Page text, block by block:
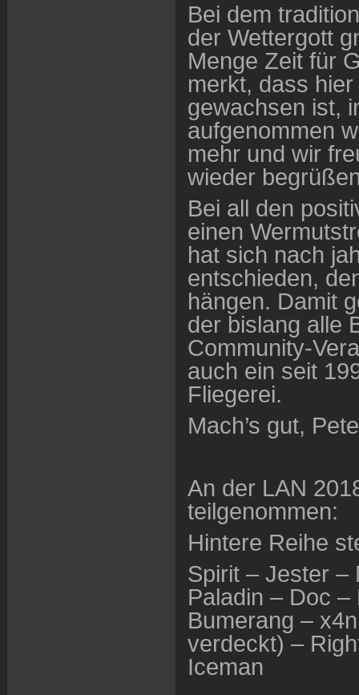
Bei dem
der Wettergott
Menge Zeit für
merkt, dass
gewachsen ist,
aufgenommen
mehr und wir
wieder
Bei all den
einen
hat sich nach
entschieden,
hängen. Damit
der bislang alle
Community-
auch ein seit
Fliegerei.
Mach’s gut,
An der LAN
teilgenommen:
Hintere Reihe
Spirit – Jester –
Paladin – Doc
Bumerang –
verdeckt) –
Iceman